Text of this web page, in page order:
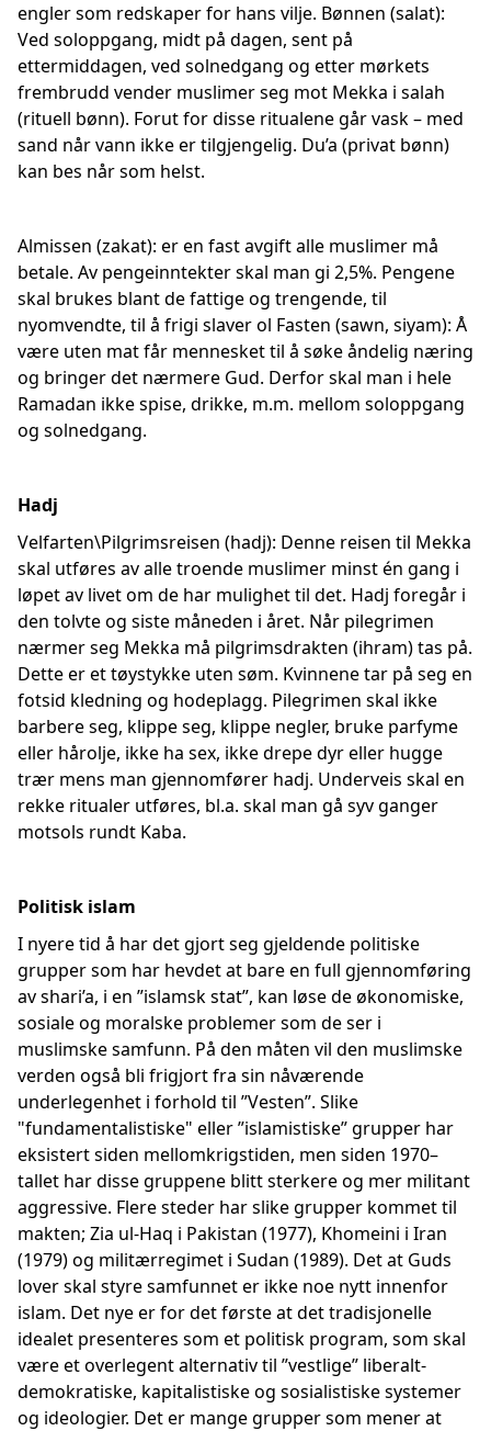
engler som redskaper for hans vilje. Bønnen (salat):
Ved soloppgang, midt på dagen, sent på
ettermiddagen, ved solnedgang og etter mørkets
frembrudd vender muslimer seg mot Mekka i salah
(rituell bønn). Forut for disse ritualene går vask – med
sand når vann ikke er tilgjengelig. Du’a (privat bønn)
kan bes når som helst.
Almissen (zakat): er en fast avgift alle muslimer må
betale. Av pengeinntekter skal man gi 2,5%. Pengene
skal brukes blant de fattige og trengende, til
nyomvendte, til å frigi slaver ol Fasten (sawn, siyam): Å
være uten mat får mennesket til å søke åndelig næring
og bringer det nærmere Gud. Derfor skal man i hele
Ramadan ikke spise, drikke, m.m. mellom soloppgang
og solnedgang.
Hadj
Velfarten\Pilgrimsreisen (hadj): Denne reisen til Mekka
skal utføres av alle troende muslimer minst én gang i
løpet av livet om de har mulighet til det. Hadj foregår i
den tolvte og siste måneden i året. Når pilegrimen
nærmer seg Mekka må pilgrimsdrakten (ihram) tas på.
Dette er et tøystykke uten søm. Kvinnene tar på seg en
fotsid kledning og hodeplagg. Pilegrimen skal ikke
barbere seg, klippe seg, klippe negler, bruke parfyme
eller hårolje, ikke ha sex, ikke drepe dyr eller hugge
trær mens man gjennomfører hadj. Underveis skal en
rekke ritualer utføres, bl.a. skal man gå syv ganger
motsols rundt Kaba.
Politisk islam
I nyere tid å har det gjort seg gjeldende politiske
grupper som har hevdet at bare en full gjennomføring
av shari’a, i en ”islamsk stat”, kan løse de økonomiske,
sosiale og moralske problemer som de ser i
muslimske samfunn. På den måten vil den muslimske
verden også bli frigjort fra sin nåværende
underlegenhet i forhold til ”Vesten”. Slike
"fundamentalistiske" eller ”islamistiske” grupper har
eksistert siden mellomkrigstiden, men siden 1970–
tallet har disse gruppene blitt sterkere og mer militant
aggressive. Flere steder har slike grupper kommet til
makten; Zia ul-Haq i Pakistan (1977), Khomeini i Iran
(1979) og militærregimet i Sudan (1989). Det at Guds
lover skal styre samfunnet er ikke noe nytt innenfor
islam. Det nye er for det første at det tradisjonelle
idealet presenteres som et politisk program, som skal
være et overlegent alternativ til ”vestlige” liberalt-
demokratiske, kapitalistiske og sosialistiske systemer
og ideologier. Det er mange grupper som mener at